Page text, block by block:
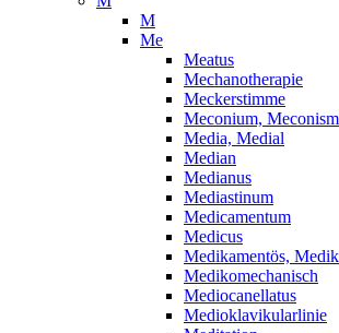
M
Me
Meatus
Mechanotherapie
Meckerstimme
Meconium,
Media, Medial
Median
Medianus
Mediastinum
Medicamentum
Medicus
Medikamentös,
Medikomechanisch
Mediocanellatus
Medioklavikularlinie